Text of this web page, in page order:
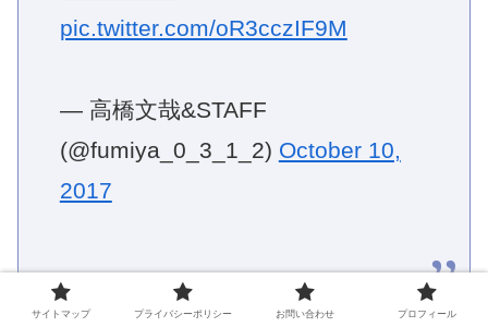
pic.twitter.com/oR3cczIF9M
— 高橋文哉&STAFF
(@fumiya_0_3_1_2) October 10,
2017
サイトマップ プライバシーポリシー お問い合わせ プロフィール